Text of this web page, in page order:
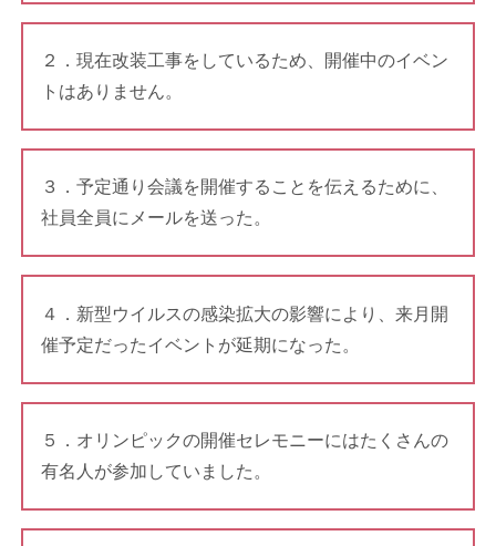
２．現在改装工事をしているため、開催中のイベン
トはありません。
３．予定通り会議を開催することを伝えるために、
社員全員にメールを送った。
４．新型ウイルスの感染拡大の影響により、来月開
催予定だったイベントが延期になった。
５．オリンピックの開催セレモニーにはたくさんの
有名人が参加していました。